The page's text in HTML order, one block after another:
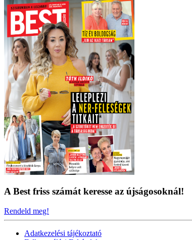
A Best friss számát keresse az újságosoknál!
Rendeld meg!
Adatkezelési tájékoztató